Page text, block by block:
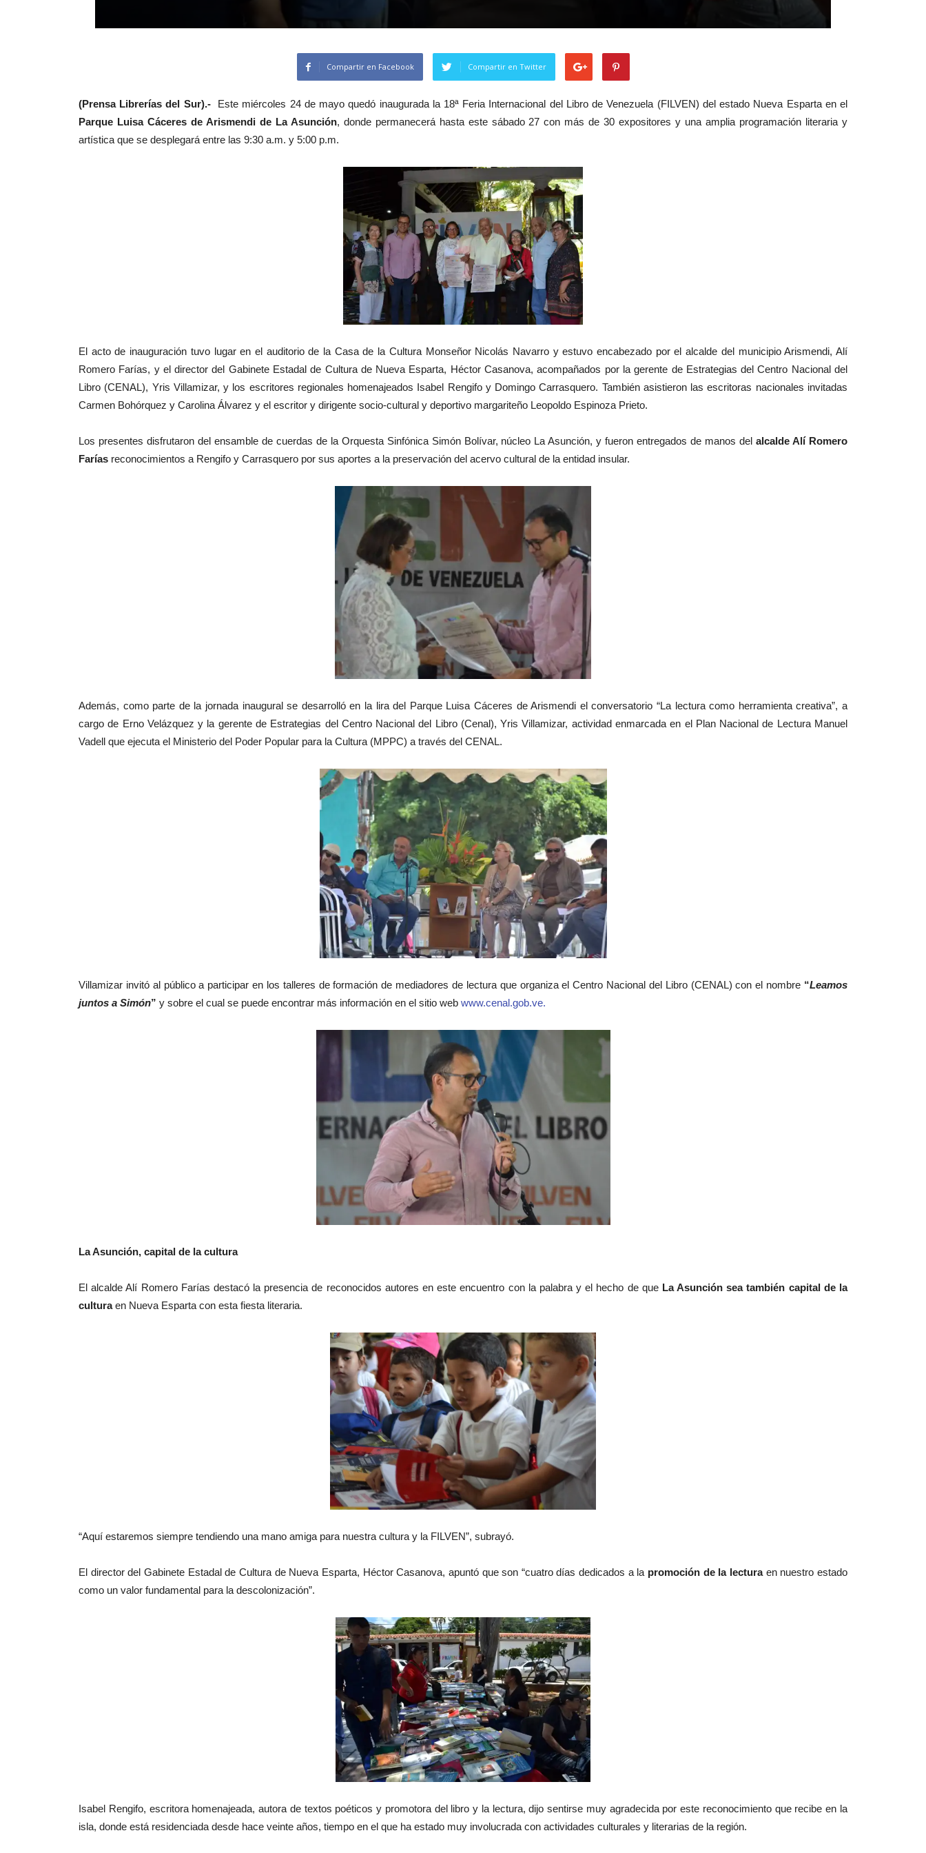
Compartir en Facebook Compartir en Twitter
(Prensa Librerías del Sur).- Este miércoles 24 de mayo quedó inaugurada la 18ª Feria Internacional del Libro de Venezuela (FILVEN) del estado Nueva Esparta en el
Parque Luisa Cáceres de Arismendi de La Asunción, donde permanecerá hasta este sábado 27 con más de 30 expositores y una amplia programación literaria y
artística que se desplegará entre las 9:30 a.m. y 5:00 p.m.
El acto de inauguración tuvo lugar en el auditorio de la Casa de la Cultura Monseñor Nicolás Navarro y estuvo encabezado por el alcalde del municipio Arismendi, Alí
Romero Farías, y el director del Gabinete Estadal de Cultura de Nueva Esparta, Héctor Casanova, acompañados por la gerente de Estrategias del Centro Nacional del
Libro (CENAL), Yris Villamizar, y los escritores regionales homenajeados Isabel Rengifo y Domingo Carrasquero. También asistieron las escritoras nacionales invitadas
Carmen Bohórquez y Carolina Álvarez y el escritor y dirigente socio-cultural y deportivo margariteño Leopoldo Espinoza Prieto.
Los presentes disfrutaron del ensamble de cuerdas de la Orquesta Sinfónica Simón Bolívar, núcleo La Asunción, y fueron entregados de manos delalcalde Alí Romero
Farías reconocimientos a Rengifo y Carrasquero por sus aportes a la preservación del acervo cultural de la entidad insular.
Además, como parte de la jornada inaugural se desarrolló en la lira del Parque Luisa Cáceres de Arismendi el conversatorio “La lectura como herramienta creativa”, a
cargo de Erno Velázquez y la gerente de Estrategias del Centro Nacional del Libro (Cenal), Yris Villamizar, actividad enmarcada en el Plan Nacional de Lectura Manuel
Vadell que ejecuta el Ministerio del Poder Popular para la Cultura (MPPC) a través del CENAL.
Villamizar invitó al público a participar en los talleres de formación de mediadores de lectura que organiza el Centro Nacional del Libro (CENAL) con el nombre “Leamos
juntos a Simón” y sobre el cual se puede encontrar más información en el sitio web www.cenal.gob.ve.
La Asunción, capital de la cultura
El alcalde Alí Romero Farías destacó la presencia de reconocidos autores en este encuentro con la palabra y el hecho de que La Asunción sea también capital de la
culturaen Nueva Esparta con esta fiesta literaria.
“Aquí estaremos siempre tendiendo una mano amiga para nuestra cultura y la FILVEN”, subrayó.
El director del Gabinete Estadal de Cultura de Nueva Esparta, Héctor Casanova, apuntó que son “cuatro días dedicados a la promoción de la lecturaen nuestro estado
como un valor fundamental para la descolonización”.
Isabel Rengifo, escritora homenajeada, autora de textos poéticos y promotora del libro y la lectura, dijo sentirse muy agradecida por este reconocimiento que recibe en la
isla, donde está residenciada desde hace veinte años, tiempo en el que ha estado muy involucrada con actividades culturales y literarias de la región.